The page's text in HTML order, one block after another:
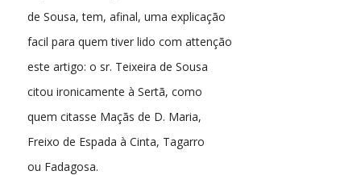
de Sousa, tem, afinal, uma explicação
facil para quem tiver lido com attenção
este artigo: o sr. Teixeira de Sousa
citou ironicamente à Sertã, como
quem citasse Maçãs de D. Maria,
Freixo de Espada à Cinta, Tagarro
ou Fadagosa.